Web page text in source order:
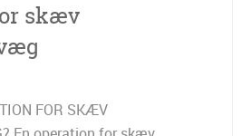
skæv
FOR SKÆV